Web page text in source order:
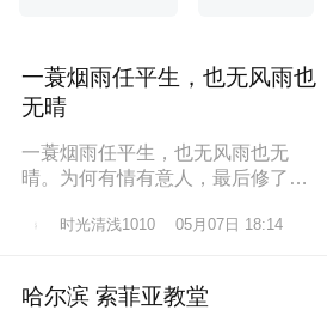
一蓑烟雨任平生，也无风雨也
无晴
一蓑烟雨任平生，也无风雨也无
晴。为何有情有意人，最后修了无
却有情。莫道桑榆晚，为霞尚满
时光清浅1010 05月07日 18:14
哈尔滨 索菲亚教堂